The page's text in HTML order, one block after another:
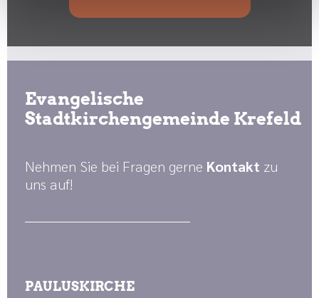
Evangelische
Stadtkirchengemeinde Krefeld
Nehmen Sie bei Fragen gerne Kontakt zu
uns auf!
PAULUSKIRCHE